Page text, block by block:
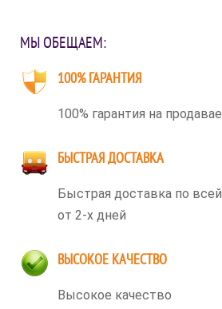
МЫ ОБЕЩАЕМ:
100% ГАРАНТИЯ
100% гарантия на
БЫСТРАЯ ДОСТАВКА
Быстрая доставка по
от 2-х дней
ВЫСОКОЕ КАЧЕСТВО
Высокое качество